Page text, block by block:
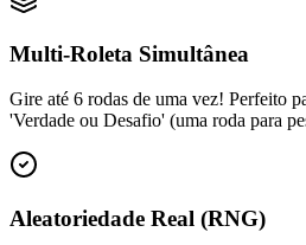
Multi-Roleta Simultânea
Gire até 6 rodas de uma vez! Perfeito
'Verdade ou Desafio' (uma roda para
Aleatoriedade Real (RNG)